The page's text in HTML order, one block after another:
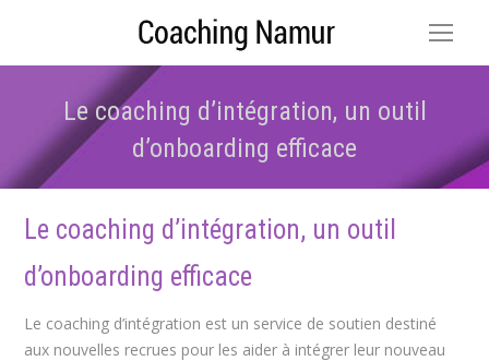
Le coaching d’intégration, un outil
d’onboarding efficace
Le coaching d’intégration, un outil
d’onboarding efficace
Le coaching d’intégration est un service de soutien destiné
aux nouvelles recrues pour les aider à intégrer leur nouveau